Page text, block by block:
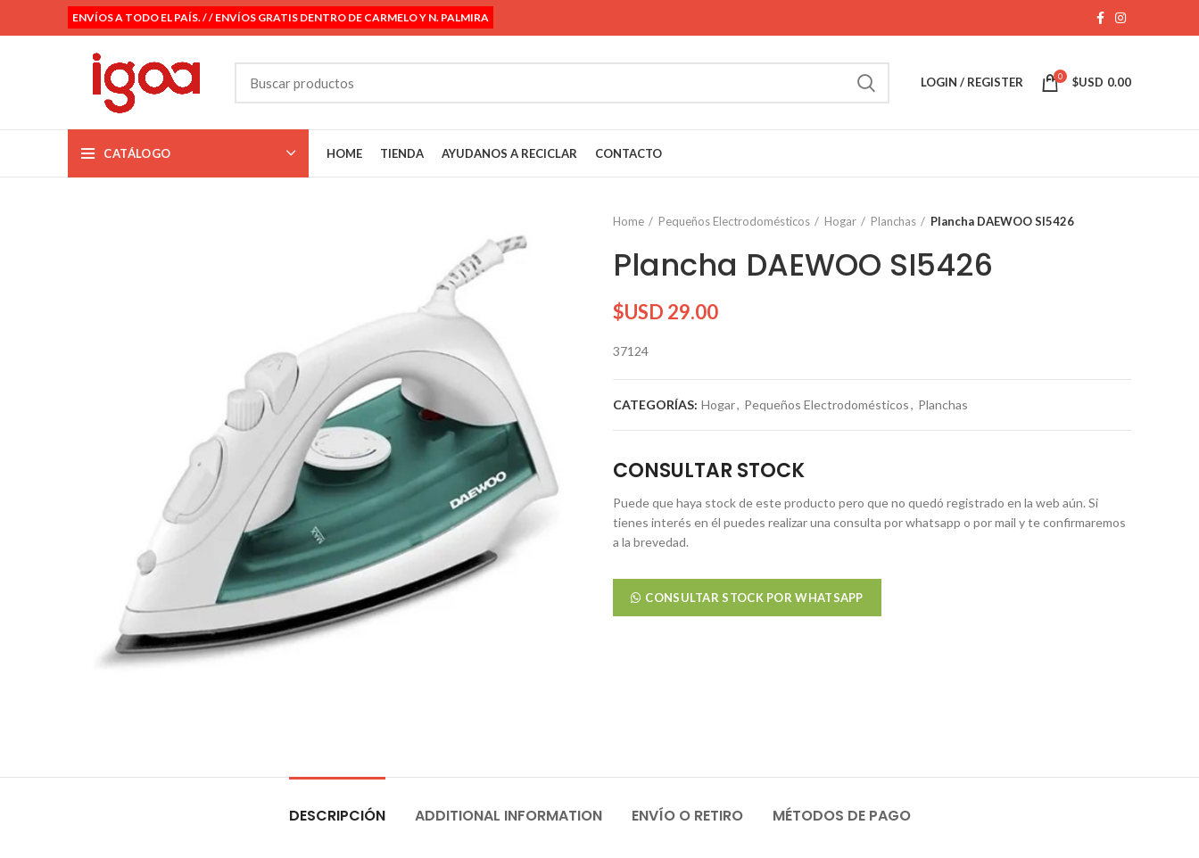
ENVÍOS A TODO EL PAÍS. / / ENVÍOS GRATIS DENTRO DE CARMELO Y N. PALMIRA
LOGIN / REGISTER 0 $USD 0.00
CATÁLOGO HOME TIENDA AYUDANOS A RECICLAR CONTACTO
Home Pequeños Electrodomésticos Hogar Planchas Plancha DAEWOO SI5426
Plancha DAEWOO SI5426
$USD 29.00
37124
CATEGORÍAS: Hogar, Pequeños Electrodomésticos, Planchas
CONSULTAR STOCK
Puede que haya stock de este producto pero que no quedó registrado en la web aún. Si
tienes interés en él puedes realizar una consulta por whatsapp o por mail y te confirmaremos
a la brevedad.
CONSULTAR STOCK POR WHATSAPP
DESCRIPCIÓN ADDITIONAL INFORMATION ENVÍO O RETIRO MÉTODOS DE PAGO